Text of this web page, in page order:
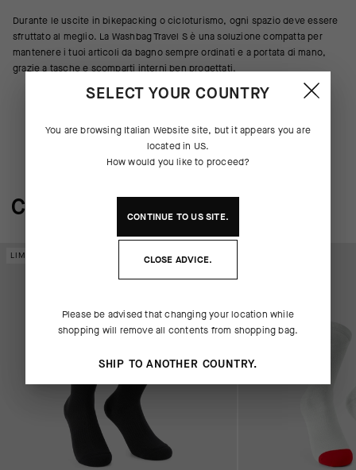
Durante le uscite in bikepacking o cicloturismo, ogni spazio deve essere
sfruttato al meglio. La Washbag Travel S è una soluzione compatta per
mantenere i tuoi articoli da bagno sempre ordinati e a portata di mano,
grazie a tasche e scomparti interni ben progettati.
COMPLETA IL SISTEMA
LIMITED EDITION
SELECT YOUR COUNTRY
You are browsing Italian Websitesite, but it appears you are
located in US.
How would you like to proceed?
CONTINUE TOUSSITE.
CLOSE ADVICE.
Please be advised that changing your location while
shopping will remove all contents from shopping bag.
SHIP TO ANOTHER COUNTRY.